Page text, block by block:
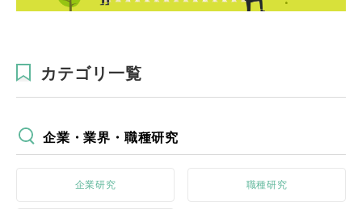
カテゴリ一覧
企業・業界・職種研究
企業研究 職種研究